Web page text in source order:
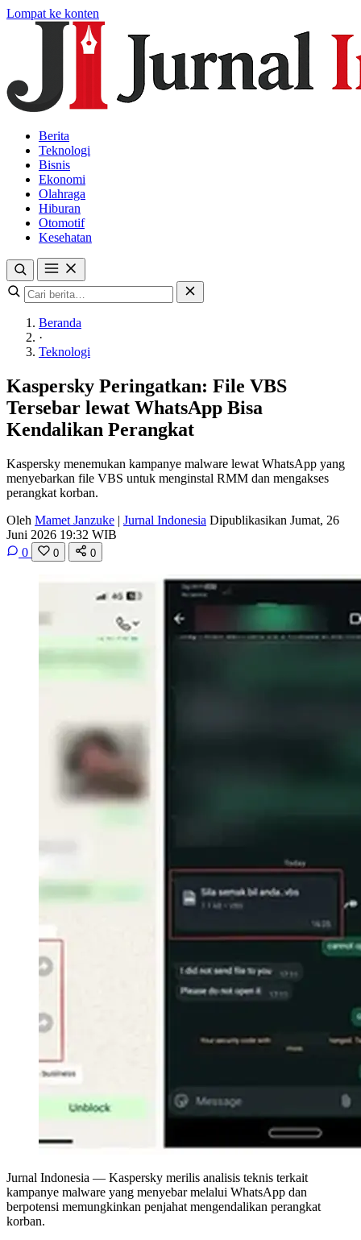
Lompat ke konten
Berita
Teknologi
Bisnis
Ekonomi
Olahraga
Hiburan
Otomotif
Kesehatan
Beranda
·
Teknologi
Kaspersky Peringatkan: File VBS
Tersebar lewat WhatsApp Bisa
Kendalikan Perangkat
Kaspersky menemukan kampanye malware lewat WhatsApp yang
menyebarkan file VBS untuk menginstal RMM dan mengakses
perangkat korban.
Oleh Mamet Janzuke | Jurnal Indonesia Dipublikasikan Jumat, 26
Juni 2026 19:32 WIB
0
0 0
Jurnal Indonesia — Kaspersky merilis analisis teknis terkait
kampanye malware yang menyebar melalui WhatsApp dan
berpotensi memungkinkan penjahat mengendalikan perangkat
korban.